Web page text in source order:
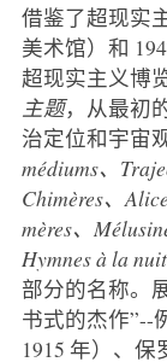
借鉴了超现实
美术馆）和
超现实主义博
主题，从最初
治定位和宇宙
médiums、
Chimères、
mères、
Hymnes à la
部分的名称。
书式的杰作”--
1915 年）、保